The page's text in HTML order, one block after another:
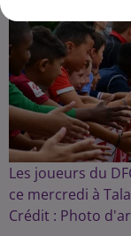
Les joueurs du
ce mercredi à
Crédit : Photo